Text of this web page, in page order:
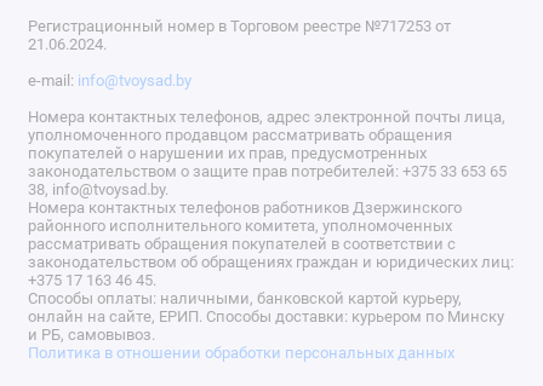
Регистрационный номер в Торговом реестре №717253 от
21.06.2024.
e-mail: info@tvoysad.by
Номера контактных телефонов, адрес электронной почты лица,
уполномоченного продавцом рассматривать обращения
покупателей о нарушении их прав, предусмотренных
законодательством о защите прав потребителей: +375 33 653 65
38, info@tvoysad.by.
Номера контактных телефонов работников Дзержинского
районного исполнительного комитета, уполномоченных
рассматривать обращения покупателей в соответствии с
законодательством об обращениях граждан и юридических лиц:
+375 17 163 46 45.
Способы оплаты: наличными, банковской картой курьеру,
онлайн на сайте, ЕРИП. Способы доставки: курьером по Минску
и РБ, самовывоз.
Политика в отношении обработки персональных данных